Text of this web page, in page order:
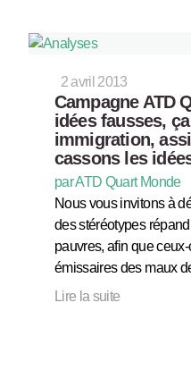
2 avril 2013
Campagne ATD
idées fausses,
immigration,
cassons les
par ATD Quart Monde
Nous vous invitons à
des stéréotypes
pauvres, afin que
émissaires des maux
Lire la suite